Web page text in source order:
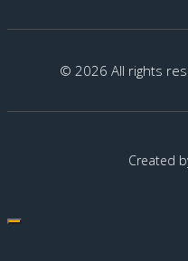
© 2026 All rights
Created